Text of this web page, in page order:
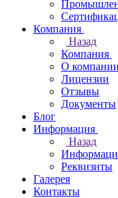
Компания
Назад
Компания
О компании
Лицензии
Отзывы
Документы
Блог
Информация
Назад
Реквизиты
Галерея
Контакты